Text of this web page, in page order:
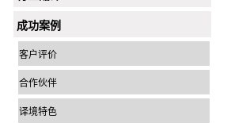
成功案例
客户评价
合作伙伴
译境特色